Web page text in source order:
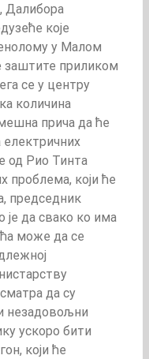
Далибора
које
у Малом
заштите приликом
се у центру
количина
прича да ће
од Рио Тинта
који ће
председник
да свако ко има
може да се
да су
незадовољни
ускоро бити
који ће